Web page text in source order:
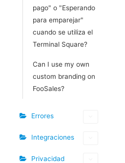
pago" o "Esperando
para emparejar"
cuando se utiliza el
Terminal Square?
Can I use my own
custom branding on
FooSales?
Errores
Integraciones
Privacidad